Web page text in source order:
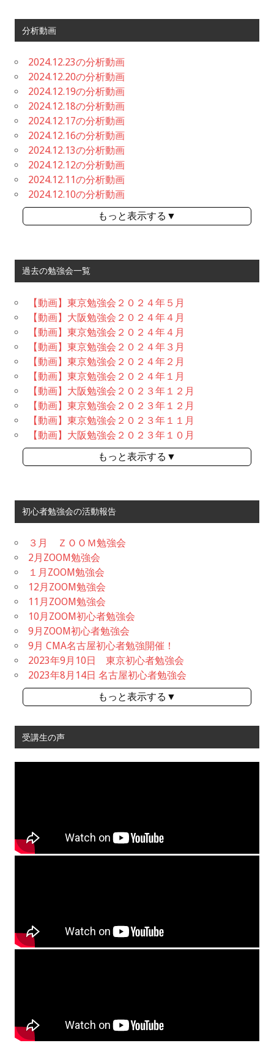
分析動画
2024.12.23の分析動画
2024.12.20の分析動画
2024.12.19の分析動画
2024.12.18の分析動画
2024.12.17の分析動画
2024.12.16の分析動画
2024.12.13の分析動画
2024.12.12の分析動画
2024.12.11の分析動画
2024.12.10の分析動画
もっと表示する▼
過去の勉強会一覧
【動画】東京勉強会２０２４年５月
【動画】大阪勉強会２０２４年４月
【動画】東京勉強会２０２４年４月
【動画】東京勉強会２０２４年３月
【動画】東京勉強会２０２４年２月
【動画】東京勉強会２０２４年１月
【動画】大阪勉強会２０２３年１２月
【動画】東京勉強会２０２３年１２月
【動画】東京勉強会２０２３年１１月
【動画】大阪勉強会２０２３年１０月
もっと表示する▼
初心者勉強会の活動報告
３月 ＺＯＯＭ勉強会
2月ZOOM勉強会
１月ZOOM勉強会
12月ZOOM勉強会
11月ZOOM勉強会
10月ZOOM初心者勉強会
9月ZOOM初心者勉強会
9月 CMA名古屋初心者勉強開催！
2023年9月10日 東京初心者勉強会
2023年8月14日 名古屋初心者勉強会
もっと表示する▼
受講生の声